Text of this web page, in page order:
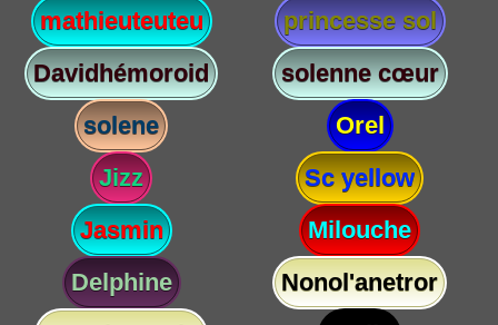
mathieuteuteu
princesse sol
Davidhémoroid
solenne cœur
solene
Orel
Jizz
Sc yellow
Jasmin
Milouche
Delphine
Nonol'anetror